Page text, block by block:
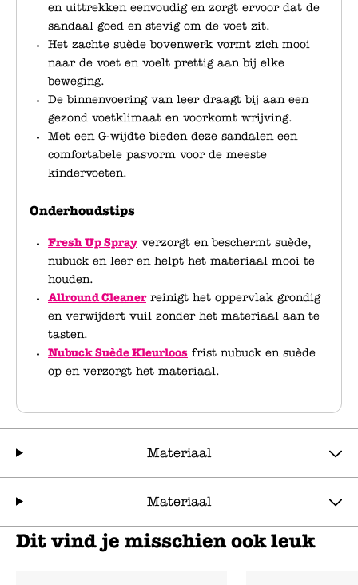
en uittrekken eenvoudig en zorgt ervoor dat de
sandaal goed en stevig om de voet zit.
Het zachte suède bovenwerk vormt zich mooi
naar de voet en voelt prettig aan bij elke
beweging.
De binnenvoering van leer draagt bij aan een
gezond voetklimaat en voorkomt wrijving.
Met een G-wijdte bieden deze sandalen een
comfortabele pasvorm voor de meeste
kindervoeten.
Onderhoudstips
Fresh Up Sprayverzorgt en beschermt suède,
nubuck en leer en helpt het materiaal mooi te
houden.
Allround Cleanerreinigt het oppervlak grondig
en verwijdert vuil zonder het materiaal aan te
tasten.
Nubuck Suède Kleurloos frist nubuck en suède
op en verzorgt het materiaal.
Materiaal
Materiaal
Dit vind je misschien ook leuk